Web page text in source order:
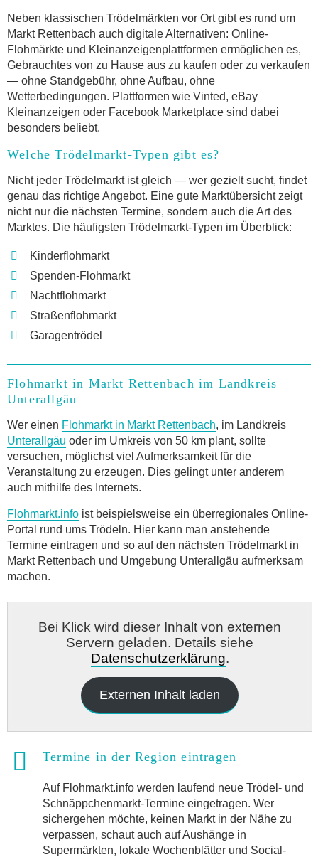
Neben klassischen Trödelmärkten vor Ort gibt es rund um
Markt Rettenbach auch digitale Alternativen: Online-
Flohmärkte und Kleinanzeigenplattformen ermöglichen es,
Gebrauchtes von zu Hause aus zu kaufen oder zu verkaufen
— ohne Standgebühr, ohne Aufbau, ohne
Wetterbedingungen. Plattformen wie Vinted, eBay
Kleinanzeigen oder Facebook Marketplace sind dabei
besonders beliebt.
Welche Trödelmarkt-Typen gibt es?
Nicht jeder Trödelmarkt ist gleich — wer gezielt sucht, findet
genau das richtige Angebot. Eine gute Marktübersicht zeigt
nicht nur die nächsten Termine, sondern auch die Art des
Marktes. Die häufigsten Trödelmarkt-Typen im Überblick:
Kinderflohmarkt
Spenden-Flohmarkt
Nachtflohmarkt
Straßenflohmarkt
Garagentrödel
Flohmarkt in Markt Rettenbach im Landkreis
Unterallgäu
Wer einen Flohmarkt in Markt Rettenbach, im Landkreis
Unterallgäu oder im Umkreis von 50 km plant, sollte
versuchen, möglichst viel Aufmerksamkeit für die
Veranstaltung zu erzeugen. Dies gelingt unter anderem
auch mithilfe des Internets.
Flohmarkt.info ist beispielsweise ein überregionales Online-
Portal rund ums Trödeln. Hier kann man anstehende
Termine eintragen und so auf den nächsten Trödelmarkt in
Markt Rettenbach und Umgebung Unterallgäu aufmerksam
machen.
Bei Klick wird dieser Inhalt von externen
Servern geladen. Details siehe
Datenschutzerklärung.
Externen Inhalt laden
Termine in der Region eintragen
Auf Flohmarkt.info werden laufend neue Trödel- und
Schnäppchenmarkt-Termine eingetragen. Wer
sichergehen möchte, keinen Markt in der Nähe zu
verpassen, schaut auch auf Aushänge in
Supermärkten, lokale Wochenblätter und Social-